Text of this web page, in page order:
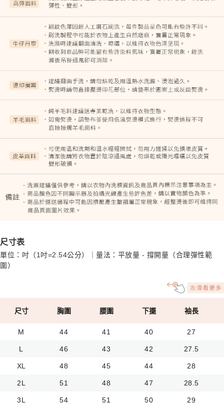
尺寸表
單位：吋（1吋=2.54公分）｜量法：平放量 - 撐開量（合理彈性範
圍）
尺寸 胸圍 腰圍 下擺 袖長
M 44 41 40 27
L 46 43 42 27.5
XL 48 45 44 28
2L 51 48 47 28.5
3L 54 51 50 29